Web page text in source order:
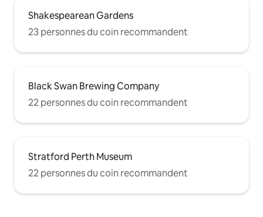
Shakespearean Gardens
23 personnes du coin recommandent
Black Swan Brewing Company
22 personnes du coin recommandent
Stratford Perth Museum
22 personnes du coin recommandent